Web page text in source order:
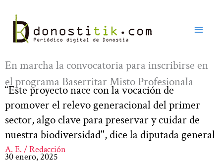
contenido
En marcha la convocatoria para inscribirse en
el programa Baserritar Misto Profesionala
“Este proyecto nace con la vocación de
promover el relevo generacional del primer
sector, algo clave para preservar y cuidar de
nuestra biodiversidad", dice la diputada general
A. E. / Redacción
30 enero, 2025